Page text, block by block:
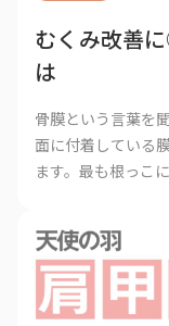
むくみ改善
は
骨膜という言葉を
面に付着している
ます。最も根っこ